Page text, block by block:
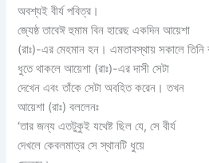
অবশ্যই বীর্য পবিত্র।
জ্যেষ্ঠ তাবেঈ হুমাম বিন হারেছ একদিন আয়েশা
(রাঃ)-এর মেহমান হন। এমতাবস্থায় সকালে তিনি
ধুতে থাকলে আয়েশা (রাঃ)-এর দাসী সেটা
দেখেন এবং তাঁকে সেটা অবহিত করেন। তখন
আয়েশা (রাঃ) বললেনঃ
‘তার জন্য এতটুকুই যথেষ্ট ছিল যে, সে বীর্য
দেখলে কেবলমাত্র সে স্থানটি ধুয়ে